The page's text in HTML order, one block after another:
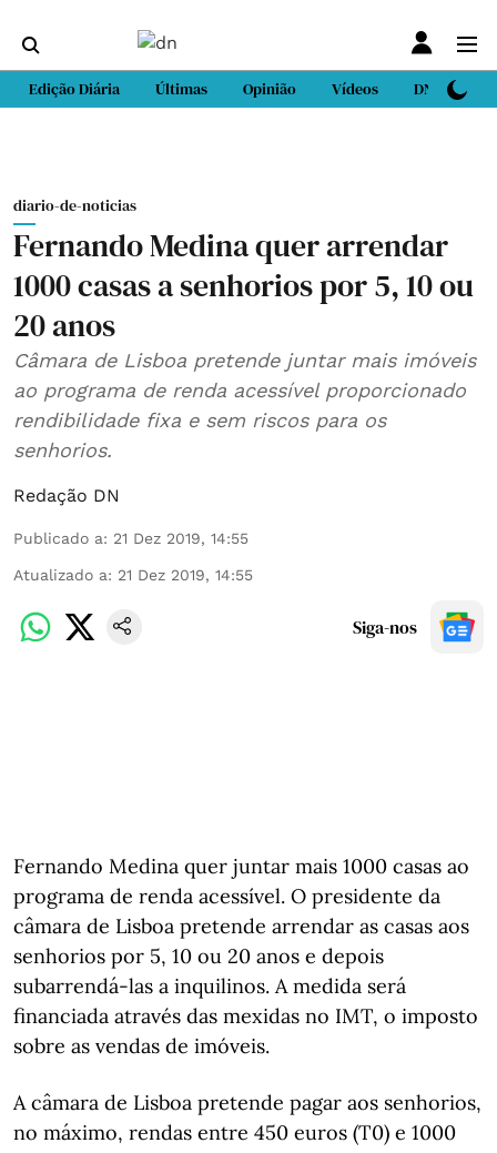
Edição Diária Últimas Opinião Vídeos DN Sport
diario-de-noticias
Fernando Medina quer arrendar
1000 casas a senhorios por 5, 10 ou
20 anos
Câmara de Lisboa pretende juntar mais imóveis
ao programa de renda acessível proporcionado
rendibilidade fixa e sem riscos para os
senhorios.
Redação DN
Publicado a: 21 Dez 2019, 14:55
Atualizado a: 21 Dez 2019, 14:55
Siga-nos
Fernando Medina quer juntar mais 1000 casas ao
programa de renda acessível. O presidente da
câmara de Lisboa pretende arrendar as casas aos
senhorios por 5, 10 ou 20 anos e depois
subarrendá-las a inquilinos. A medida será
financiada através das mexidas no IMT, o imposto
sobre as vendas de imóveis.
A câmara de Lisboa pretende pagar aos senhorios,
no máximo, rendas entre 450 euros (T0) e 1000